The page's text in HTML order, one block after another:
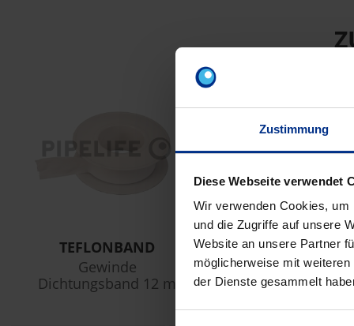
Zustimmung
Diese Webseite verwendet
Wir verwenden Cookies,
und die Zugriffe auf unsere
Website an unsere Partner
möglicherweise mit
der Dienste gesammelt
TEFLONBAND
Gewinde
Dichtungsband 12 m
LOCTITE55
LOCTITEGewinde
Dichtfaden 160m